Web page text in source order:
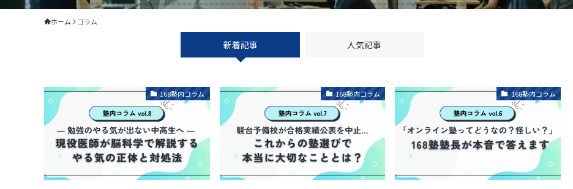
ホーム コラム
新着記事 人気記事
168塾内コラム 168塾内コラム 168塾内コラム